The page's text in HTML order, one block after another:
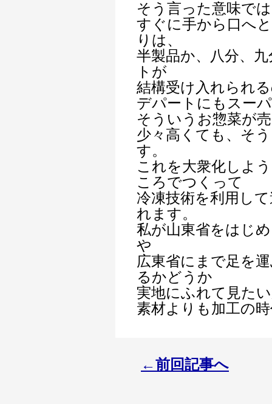
そう言った意味で
すぐに手から口へ
りは、
半製品か、八分、
トが
結構受け入れられ
デパートにもスー
そういうお惣菜が
少々高くても、そ
す。
これを大衆化しよ
ころでつくって
冷凍技術を利用し
れます。
私が山東省をはじ
や
広東省にまで足を
るかどうか
実地にふれて見た
素材よりも加工の
←前回記事へ